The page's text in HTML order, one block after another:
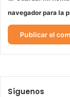
navegador para la
Síguenos